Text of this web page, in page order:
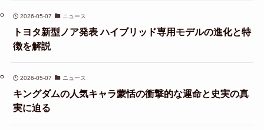
2026-05-07 ニュース
トヨタ新型ノア発表 ハイブリッド専用モデルの進化と特
徴を解説
2026-05-07 ニュース
キングダムの人気キャラ蒙恬の衝撃的な運命と史実の真
実に迫る